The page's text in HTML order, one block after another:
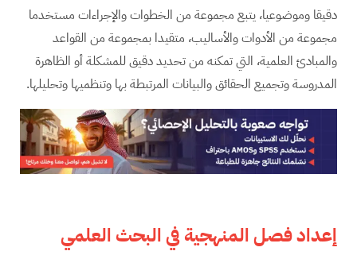
دقيقا وموضوعيا، يتبع مجموعة من الخطوات والإجراءات مستخدما
مجموعة من الأدوات والأساليب، متقيدا بمجموعة من القواعد
والمبادئ العلمية، التي تمكنه من تحديد دقيق للمشكلة أو الظاهرة
المدروسة وتجميع الحقائق والبيانات المرتبطة بها وتنظميها وتحليلها.
إعداد فصل المنهجية في البحث العلمي